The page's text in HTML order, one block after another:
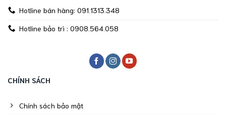
Hotline bán hàng: 091.1313.348
Hotline bảo trì : 0908.564.058
CHÍNH SÁCH
Chính sách bảo mật